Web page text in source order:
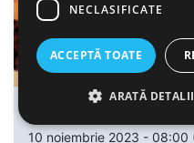
10 noiembrie 2023 - 08:00
NECLASIFICATE
ACCEPTĂ TOATE
ARATĂ